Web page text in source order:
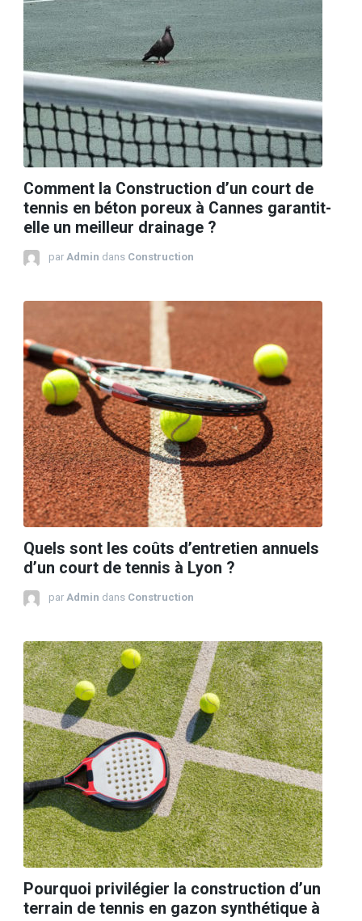
Comment la Construction d’un court de
tennis en béton poreux à Cannes garantit-
elle un meilleur drainage ?
par Admin dans Construction
Quels sont les coûts d’entretien annuels
d’un court de tennis à Lyon ?
par Admin dans Construction
Pourquoi privilégier la construction d’un
terrain de tennis en gazon synthétique à